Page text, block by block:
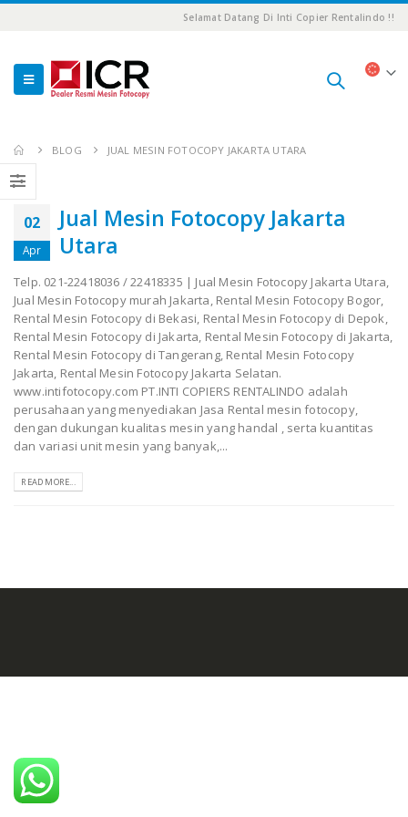
Selamat Datang Di Inti Copier Rentalindo !!
BLOG JUAL MESIN FOTOCOPY JAKARTA UTARA
02
Apr
Jual Mesin Fotocopy Jakarta
Utara
Telp. 021-22418036 / 22418335 | Jual Mesin Fotocopy Jakarta Utara,
Jual Mesin Fotocopy murah Jakarta, Rental Mesin Fotocopy Bogor,
Rental Mesin Fotocopy di Bekasi, Rental Mesin Fotocopy di Depok,
Rental Mesin Fotocopy di Jakarta, Rental Mesin Fotocopy di Jakarta,
Rental Mesin Fotocopy di Tangerang, Rental Mesin Fotocopy
Jakarta, Rental Mesin Fotocopy Jakarta Selatan.
www.intifotocopy.com PT.INTI COPIERS RENTALINDO adalah
perusahaan yang menyediakan Jasa Rental mesin fotocopy,
dengan dukungan kualitas mesin yang handal , serta kuantitas
dan variasi unit mesin yang banyak,...
READ MORE...